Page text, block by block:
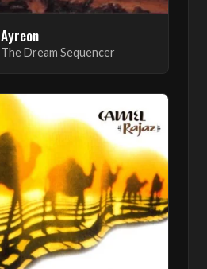
Ayreon
The Dream Sequencer